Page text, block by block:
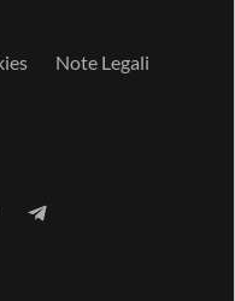
Note Legali